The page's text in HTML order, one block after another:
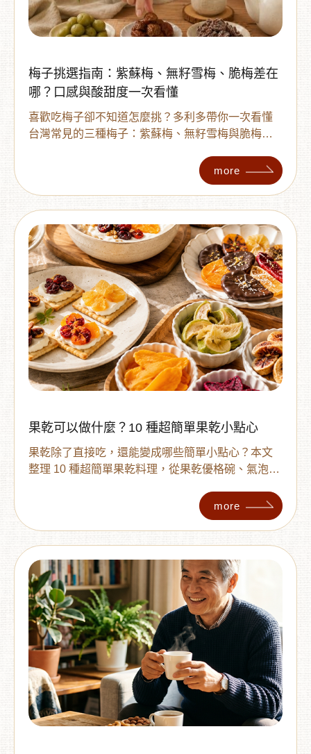
梅子挑選指南：紫蘇梅、無籽雪梅、脆梅差在
哪？口感與酸甜度一次看懂
喜歡吃梅子卻不知道怎麼挑？多利多帶你一次看懂
台灣常見的三種梅子：紫蘇梅、無籽雪梅與脆梅！
何根據個人喜好，挑選出最適合自己的日常梅子零
more
果乾可以做什麼？10 種超簡單果乾小點心
果乾除了直接吃，還能變成哪些簡單小點心？本文
整理 10 種超簡單果乾料理，從果乾優格碗、氣泡
要複雜技巧就能完成。同時帶你了解無加糖果乾、
QQ 果乾與一般果乾的挑選方式，依照甜點、飲品與
more